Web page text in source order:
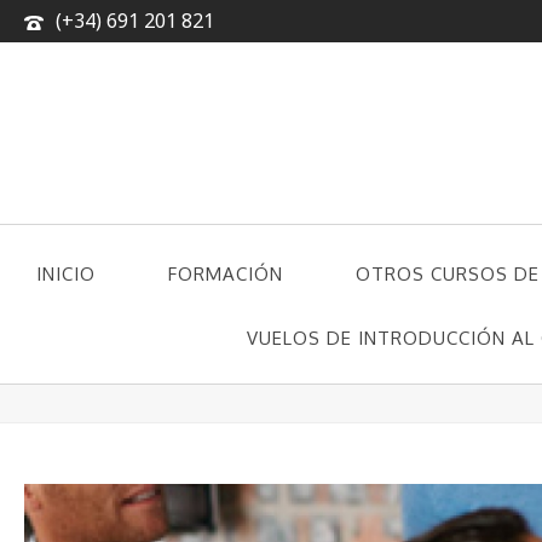
(+34) 691 201 821
INICIO FORMACIÓN OTROS CURSOS
VUELOS DE INTRODUCCIÓN